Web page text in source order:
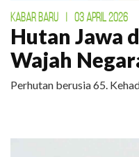
KABAR BARU 03 APRIL 2026
Hutan Jawa
Wajah
Perhutan berusia 65.